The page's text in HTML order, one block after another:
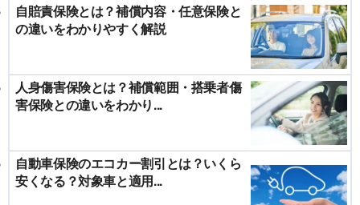
自賠責保険とは？補償内容・任意保険と
の違いをわかりやすく解説
人身傷害保険とは？補償範囲・搭乗者傷
害保険との違いをわかり...
自動車保険のエコカー割引とは？いくら
安くなる？対象車と適用...